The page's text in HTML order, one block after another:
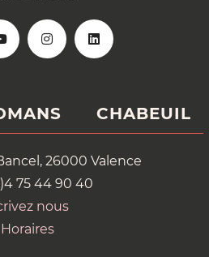
CHABEUIL
26000 Valence
75 44 90 40
nous
Horaires